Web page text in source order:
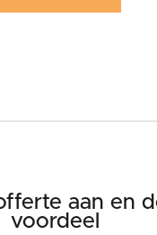
aan en
voordeel